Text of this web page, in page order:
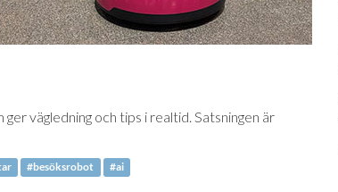
vägledning och tips i realtid. Satsningen är
#besöksrobot #ai